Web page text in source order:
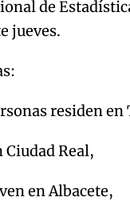
de
jueves.
residen en
Ciudad Real,
en Albacete,